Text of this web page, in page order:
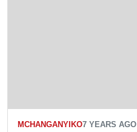
MCHANGANYIKO7 YEARS AGO